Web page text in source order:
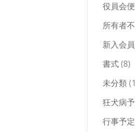
役員会
所有者
新入会
書式(8)
未分類
狂犬病
行事予定